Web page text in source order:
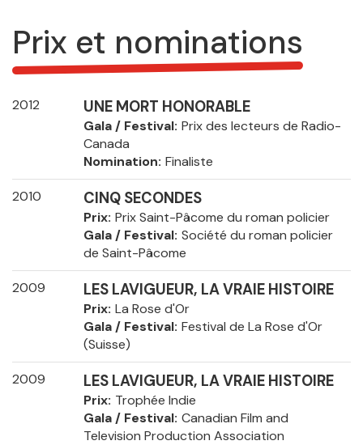
Prix et nominations
2012 UNE MORT HONORABLE
Gala / Festival Prix des lecteurs de Radio-
Canada
Nomination Finaliste
2010 CINQ SECONDES
Prix Prix Saint-Pâcome du roman policier
Gala / Festival Société du roman policier
de Saint-Pâcome
2009 LES LAVIGUEUR, LA VRAIE HISTOIRE
Prix La Rose d'Or
Gala / Festival Festival de La Rose d'Or
(Suisse)
2009 LES LAVIGUEUR, LA VRAIE HISTOIRE
Prix Trophée Indie
Gala / Festival Canadian Film and
Television Production Association